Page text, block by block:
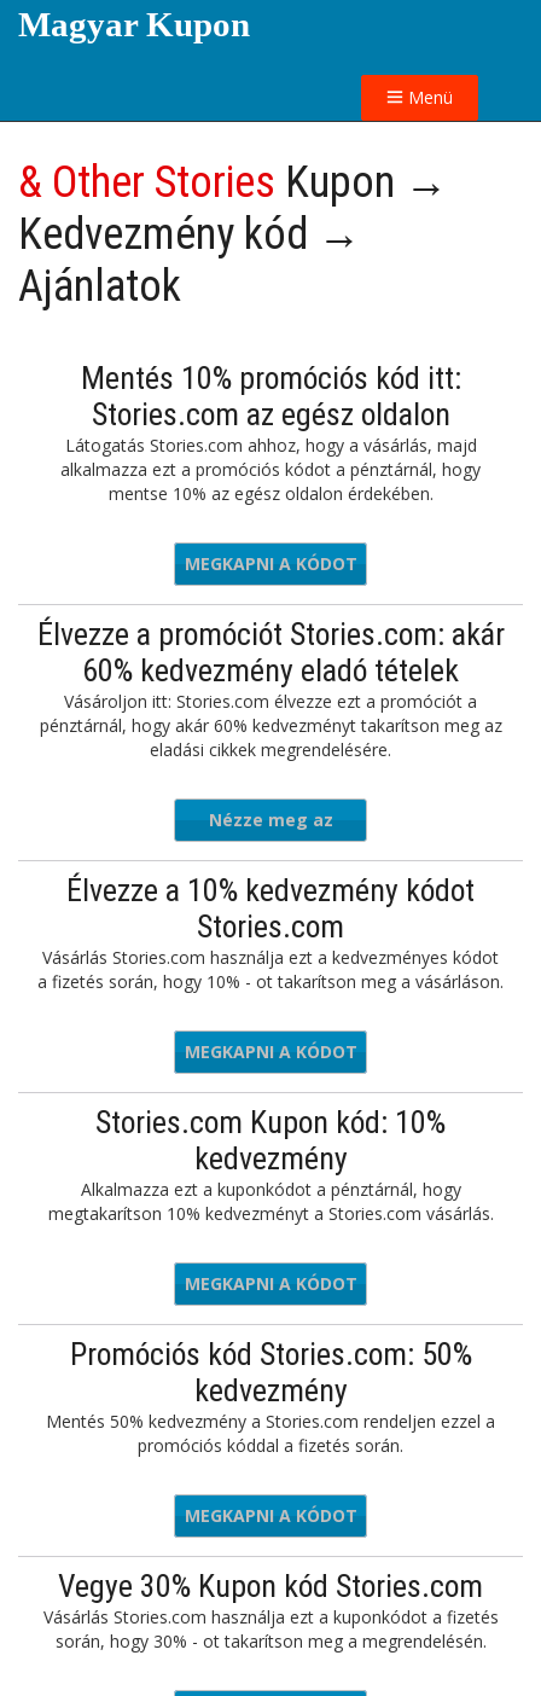
Magyar Kupon
Menü
& Other Stories Kupon →
Kedvezmény kód →
Ajánlatok
Mentés 10% promóciós kód itt:
Stories.com az egész oldalon
Látogatás Stories.com ahhoz, hogy a vásárlás, majd
alkalmazza ezt a promóciós kódot a pénztárnál, hogy
mentse 10% az egész oldalon érdekében.
ORIES10
MEGKAPNI A KÓDOT
Élvezze a promóciót Stories.com: akár
60% kedvezmény eladó tételek
Vásároljon itt: Stories.com élvezze ezt a promóciót a
pénztárnál, hogy akár 60% kedvezményt takarítson meg az
eladási cikkek megrendelésére.
Nézze meg az
ajánlatot
Élvezze a 10% kedvezmény kódot
Stories.com
Vásárlás Stories.com használja ezt a kedvezményes kódot
a fizetés során, hogy 10% - ot takarítson meg a vásárláson.
OBILE10
MEGKAPNI A KÓDOT
Stories.com Kupon kód: 10%
kedvezmény
Alkalmazza ezt a kuponkódot a pénztárnál, hogy
megtakarítson 10% kedvezményt a Stories.com vásárlás.
ORIES10
MEGKAPNI A KÓDOT
Promóciós kód Stories.com: 50%
kedvezmény
Mentés 50% kedvezmény a Stories.com rendeljen ezzel a
promóciós kóddal a fizetés során.
GLOW50
MEGKAPNI A KÓDOT
Vegye 30% Kupon kód Stories.com
Vásárlás Stories.com használja ezt a kuponkódot a fizetés
során, hogy 30% - ot takarítson meg a megrendelésén.